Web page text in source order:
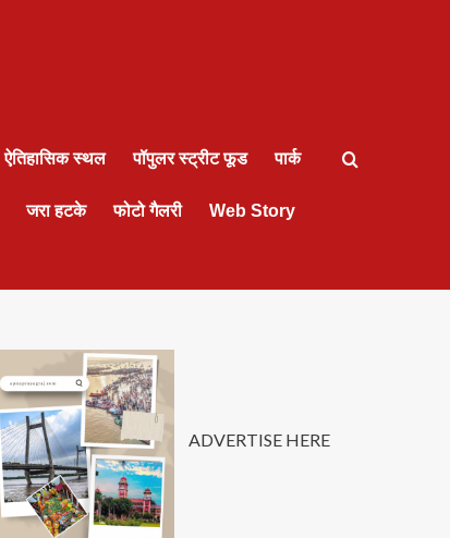
ऐतिहासिक स्थल पॉपुलर स्ट्रीट फूड पार्क
जरा हटके फोटो गैलरी Web Story
ADVERTISE HERE